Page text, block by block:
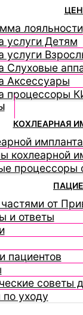
лояльности
услуги Детям
услуги
Слуховые
Аксессуары
процессоры
КОХЛЕАРНАЯ
кохлеарной
процессоры
от
и ответы
пациентов
советы
уходу